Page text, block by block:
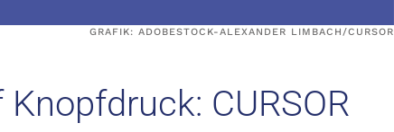
GRAFIK: ADOBESTOCK-ALEXANDER LIMBACH/CURSOR
CURSOR